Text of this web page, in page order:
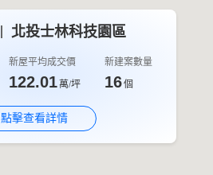
北投士林科技園區
新屋平均成交價
122.01萬/坪
新建案數量
16個
點擊查看詳情